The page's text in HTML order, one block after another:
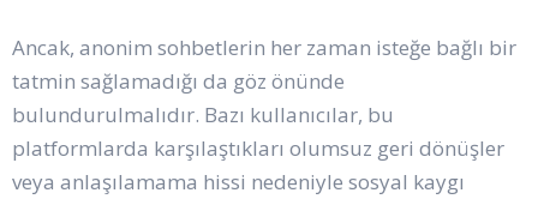
Ancak, anonim sohbetlerin her zaman isteğe bağlı bir
tatmin sağlamadığı da göz önünde
bulundurulmalıdır. Bazı kullanıcılar, bu
platformlarda karşılaştıkları olumsuz geri dönüşler
veya anlaşılamama hissi nedeniyle sosyal kaygı